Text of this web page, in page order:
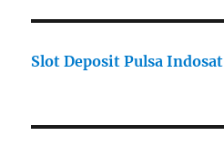
Slot Deposit Pulsa Indosat